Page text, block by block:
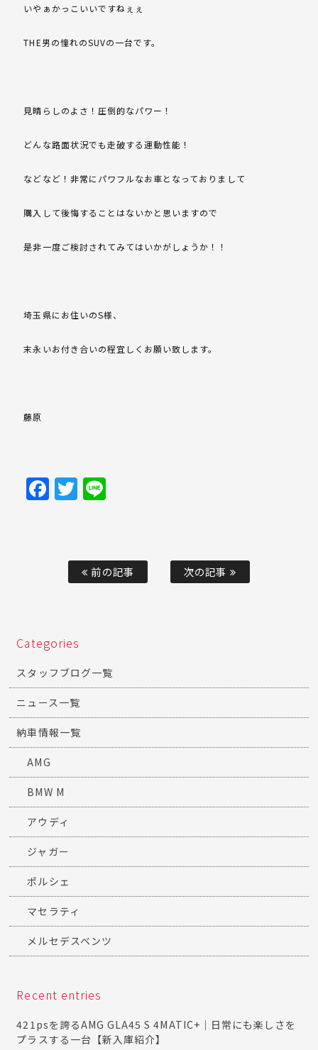
いやぁかっこいいですねぇぇ
THE男の憧れのSUVの一台です。
見晴らしのよさ！圧倒的なパワー！
どんな路面状況でも走破する運動性能！
などなど！非常にパワフルなお車となっておりまして
購入して後悔することはないかと思いますので
是非一度ご検討されてみてはいかがしょうか！！
埼玉県にお住いのS様、
末永いお付き合いの程宜しくお願い致します。
藤原
Facebook
Twitter
前の記事 次の記事
Categories
スタッフブログ一覧
ニュース一覧
納車情報一覧
AMG
BMW M
アウディ
ジャガー
ポルシェ
マセラティ
メルセデスベンツ
Recent entries
421psを誇るAMG GLA45 S 4MATIC+｜日常にも楽しさを
プラスする一台【新入庫紹介】